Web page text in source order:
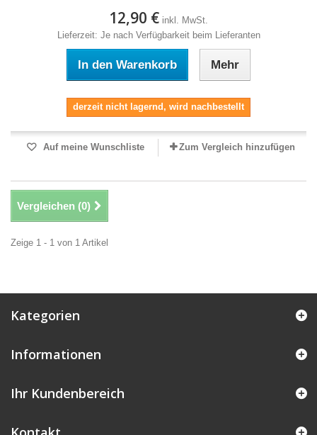
12,90 € inkl. MwSt.
Lieferzeit: Je nach Verfügbarkeit beim Lieferanten
In den Warenkorb Mehr
derzeit nicht lagernd, wird nachbestellt
Auf meine Wunschliste Zum Vergleich hinzufügen
Vergleichen (0)
Zeige 1 - 1 von 1 Artikel
Kategorien
Informationen
Ihr Kundenbereich